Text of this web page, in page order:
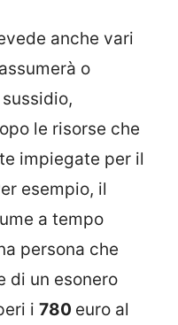
anche vari
o
le risorse che
impiegate per il
esempio, il
a tempo
persona che
di un esonero
i 780 euro al